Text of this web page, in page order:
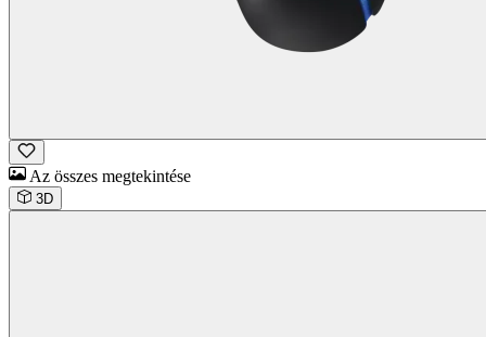
Az összes megtekintése
3D